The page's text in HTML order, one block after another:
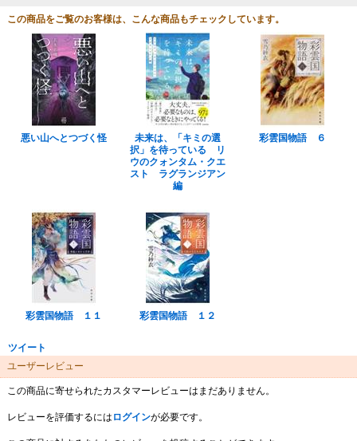
この商品をご覧のお客様は、こんな商品もチェックしています。
悪い山へとつづく怪
未来は、「キミの選
択」を待っている リ
ウのクォンタム・クエ
スト ラグランジアン
編
彩雲国物語 ６
彩雲国物語 １１ 彩雲国物語 １２
ツイート
ユーザーレビュー
この商品に寄せられたカスタマーレビューはまだありません。
レビューを評価するには ログインが必要です。